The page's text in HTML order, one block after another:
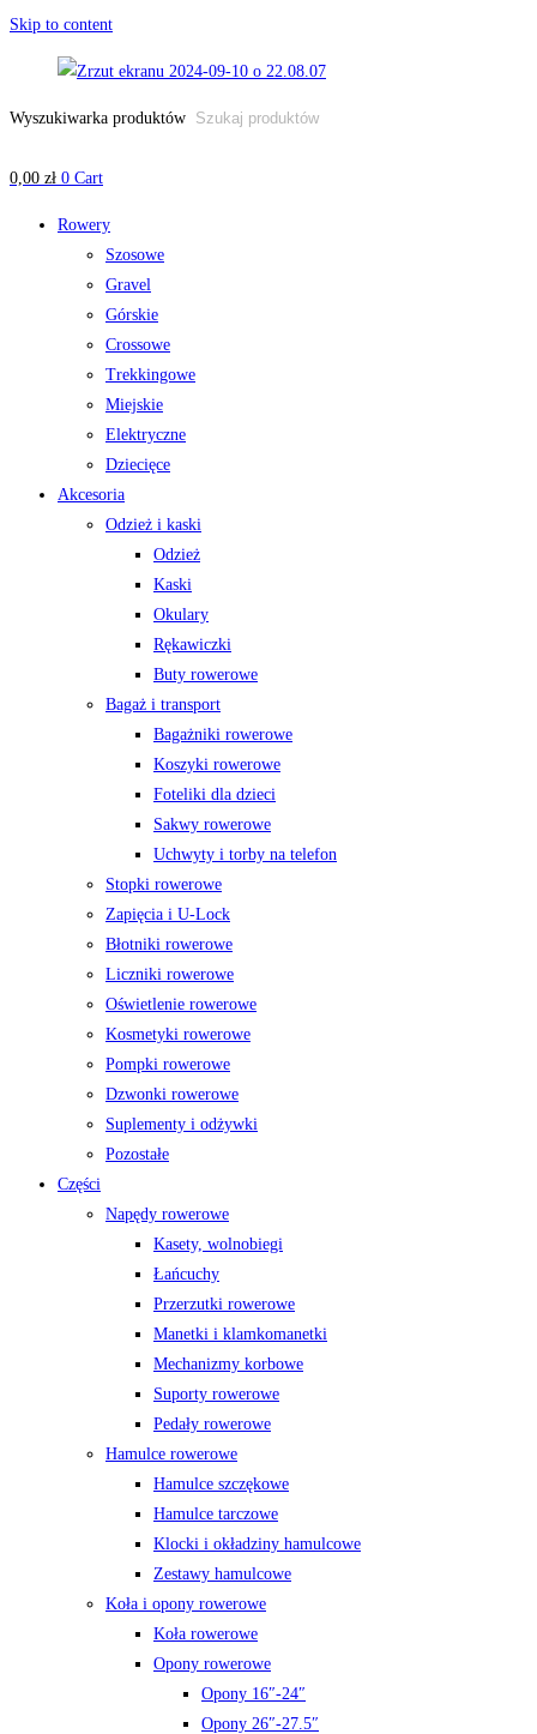
Skip to content
Wyszukiwarka produktów
0,00 zł 0 Cart
Rowery
Szosowe
Gravel
Górskie
Crossowe
Trekkingowe
Miejskie
Elektryczne
Dziecięce
Akcesoria
Odzież i kaski
Odzież
Kaski
Okulary
Rękawiczki
Buty rowerowe
Bagaż i transport
Bagażniki rowerowe
Koszyki rowerowe
Foteliki dla dzieci
Sakwy rowerowe
Uchwyty i torby na telefon
Stopki rowerowe
Zapięcia i U-Lock
Błotniki rowerowe
Liczniki rowerowe
Oświetlenie rowerowe
Kosmetyki rowerowe
Pompki rowerowe
Dzwonki rowerowe
Suplementy i odżywki
Pozostałe
Części
Napędy rowerowe
Kasety, wolnobiegi
Łańcuchy
Przerzutki rowerowe
Manetki i klamkomanetki
Mechanizmy korbowe
Suporty rowerowe
Pedały rowerowe
Hamulce rowerowe
Hamulce szczękowe
Hamulce tarczowe
Klocki i okładziny hamulcowe
Zestawy hamulcowe
Koła i opony rowerowe
Koła rowerowe
Opony rowerowe
Opony 16″-24″
Opony 26″-27.5″